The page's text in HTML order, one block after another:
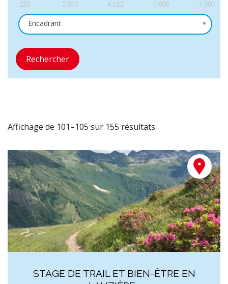
123 2.067 4.012 5.956 7.900
Encadrant
Rechercher
Affichage de 101–105 sur 155 résultats
STAGE DE TRAIL ET BIEN-ÊTRE EN